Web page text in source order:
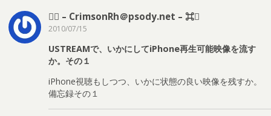
⌘ – CrimsonRh＠psody.net – ⌘
2010/07/15
USTREAMで、いかにしてiPhone再生可能映像を流す
か。その１
iPhone視聴もしつつ、いかに状態の良い映像を残すか。
備忘録その１